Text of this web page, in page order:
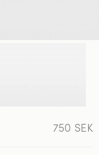
750 SEK